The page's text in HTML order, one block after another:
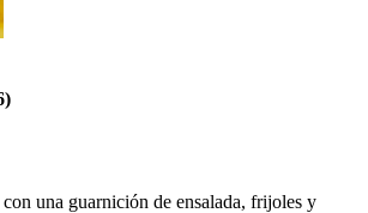
con una guarnición de ensalada, frijoles y